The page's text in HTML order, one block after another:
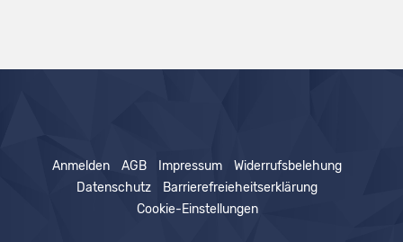
Anmelden AGB Impressum
Widerrufsbelehung
Datenschutz
Barrierefreieheitserklärung
Cookie-Einstellungen